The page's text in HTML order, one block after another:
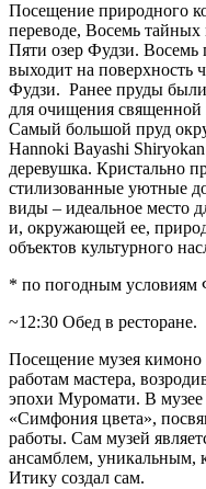
Посещение природного
переводе, Восемь
Пяти озер Фудзи. Восемь
выходит на поверхность
Фудзи. Ранее пруды
для очищения священной
Самый большой пруд
Hannoki Bayashi
деревушка. Кристально
стилизованные уютные
виды – идеальное место
и, окружающей ее,
объектов культурного
* по погодным условиям
~12:30 Обед в ресторане.
Посещение музея
работам мастера,
эпохи Муромати. В музее
«Симфония цвета»,
работы. Сам музей
ансамблем, уникальным,
Итику создал сам.